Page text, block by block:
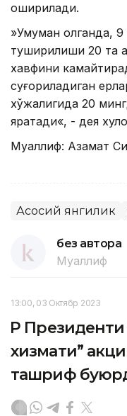
оширилади.
»Умуман олганда,
туширилиши 20 та
хавфини
суғориладиган
хўжалигида 20
яратади«, - дея
Муаллиф: Aзамат
Асосий янгилик
без автора
Муаллиф
13:00, 03 Октябр 2023
ҚР
хизмати”
ташриф